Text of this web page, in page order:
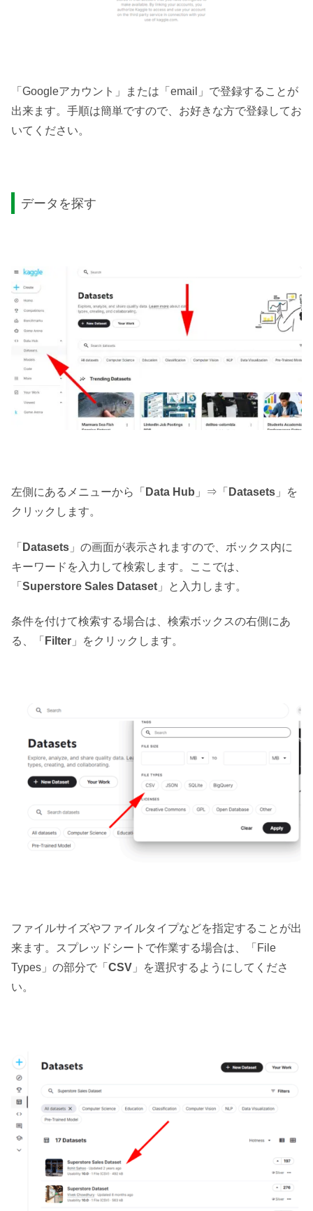
「Googleアカウント」または「email」で登録することが
出来ます。手順は簡単ですので、お好きな方で登録してお
いてください。
データを探す
左側にあるメニューから「 Data Hub 」⇒「 Datasets 」を
クリックします。
「 Datasets 」の画面が表示されますので、ボックス内に
キーワードを入力して検索します。ここでは、
「 Superstore Sales Dataset 」と入力します。
条件を付けて検索する場合は、検索ボックスの右側にあ
る、「 Filter 」をクリックします。
ファイルサイズやファイルタイプなどを指定することが出
来ます。スプレッドシートで作業する場合は、「File
Types」の部分で「 CSV 」を選択するようにしてくださ
い。